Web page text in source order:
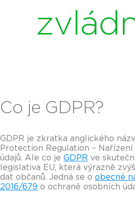
Co je GDPR?
GDPR je zkratka anglického
Protection Regulation –
údajů. Ale co je GDPR ve
legislativa EU, která výrazně
dat občanů. Jedná se o obecné
2016/679 o ochraně osobních